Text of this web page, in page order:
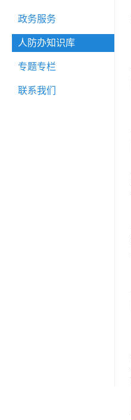
政务服务
人防办知识库
专题专栏
联系我们